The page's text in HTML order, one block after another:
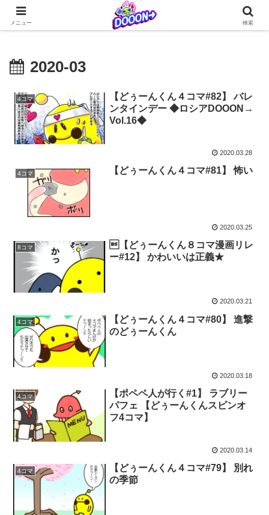
どぅーんくんが仲間たちとなんやかんやを繰り広げる日常系4コマ更新中！
2020-03
4コマ
【どぅーんくん４コマ#82】 バレ
ンタインデー ◆ロシアDOOON→
Vol.16◆
2020.03.28
4コマ 【どぅーんくん４コマ#81】 怖い
2020.03.25
8コマ
【どぅーんくん８コマ漫画リレ
ー#12】 かわいいは正義★
2020.03.21
4コマ
【どぅーんくん４コマ#80】 進撃
のどぅーんくん
2020.03.18
4コマ
【ポペペ人が行く#1】 ラブリー
パフェ 【どぅーんくんスピンオ
フ4コマ】
2020.03.14
4コマ
【どぅーんくん４コマ#79】 別れ
の季節
メニュー 検索